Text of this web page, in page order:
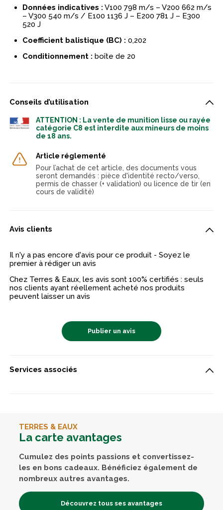
Données indicatives : V100 798 m/s – V200 662 m/s
– V300 540 m/s / E100 1136 J – E200 781 J – E300
520 J
Coefficient balistique (BC) : 0,202
Conditionnement : boîte de 20
Conseils d’utilisation
ATTENTION : La vente de munition lisse ou rayée
catégorie C8 est interdite aux mineurs de moins
de 18 ans.
Article réglementé
Pour l’achat de cet article, des documents vous
seront demandés : pièce d'identité recto/verso,
permis de chasser (+ validation) ou licence de tir (en
cours de validité)
Avis clients
Il n'y a pas encore d'avis pour ce produit - Soyez le
premier à rédiger un avis
Chez Terres & Eaux, les avis sont 100% certifiés : seuls
nos clients ayant réellement acheté nos produits
peuvent laisser un avis
Publier un avis
Services associés
TERRES & EAUX
La carte avantages
Cumulez des points passions et convertissez-
les en bons cadeaux. Bénéficiez également de
nombreux autres avantages.
Découvrez tous ses avantages